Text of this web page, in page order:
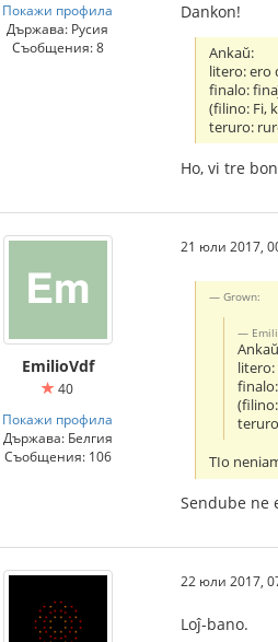
Покажи профила
Държава: Русия
Съобщения: 8
Dankon!
Ankaŭ:
litero: ero
finalo:
(filino: Fi,
teruro:
Ho, vi tre
EmilioVdf
40
Покажи профила
Държава: Белгия
Съобщения: 106
21 юли 2017,
Grown:
litero:
TIo
Sendube ne
22 юли 2017,
Loĵ-bano.